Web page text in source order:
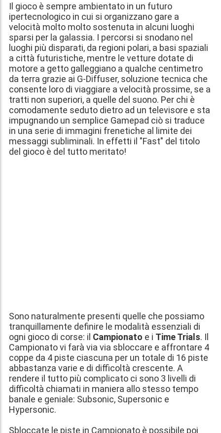
Il gioco è sempre ambientato in un futuro
ipertecnologico in cui si organizzano gare a
velocità molto molto sostenuta in alcuni luoghi
sparsi per la galassia. I percorsi si snodano nel
luoghi più disparati, da regioni polari, a basi spaziali
a città futuristiche, mentre le vetture dotate di
motore a getto galleggiano a qualche centimetro
da terra grazie ai G-Diffuser, soluzione tecnica che
consente loro di viaggiare a velocità prossime, se a
tratti non superiori, a quelle del suono. Per chi è
comodamente seduto dietro ad un televisore e sta
impugnando un semplice Gamepad ciò si traduce
in una serie di immagini frenetiche al limite dei
messaggi subliminali. In effetti il "Fast" del titolo
del gioco è del tutto meritato!
Sono naturalmente presenti quelle che possiamo
tranquillamente definire le modalità essenziali di
ogni gioco di corse: il Campionato e i Time Trials. Il
Campionato vi farà via via sbloccare e affrontare 4
coppe da 4 piste ciascuna per un totale di 16 piste
abbastanza varie e di difficoltà crescente. A
rendere il tutto più complicato ci sono 3 livelli di
difficoltà chiamati in maniera allo stesso tempo
banale e geniale: Subsonic, Supersonic e
Hypersonic.
Sbloccate le piste in Campionato è possibile poi